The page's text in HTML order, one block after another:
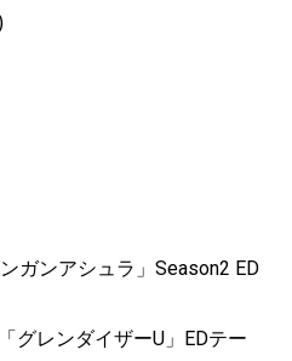
ンアシュラ」Season2 ED
レンダイザーU」EDテー